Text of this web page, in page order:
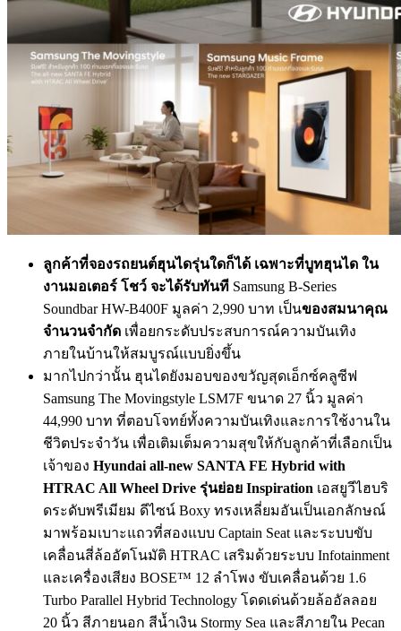
ลูกค้าที่จองรถยนต์ฮุนไดรุ่นใดก็ได้ เฉพาะที่บูทฮุนได ใน
งานมอเตอร์ โชว์ จะได้รับทันที Samsung B-Series
Soundbar HW-B400F มูลค่า 2,990 บาท เป็นของสมนาคุณ
จำนวนจำกัด เพื่อยกระดับประสบการณ์ความบันเทิง
ภายในบ้านให้สมบูรณ์แบบยิ่งขึ้น
มากไปกว่านั้น ฮุนไดยังมอบของขวัญสุดเอ็กซ์คลูซีฟ
Samsung The Movingstyle LSM7F ขนาด 27 นิ้ว มูลค่า
44,990 บาท ที่ตอบโจทย์ทั้งความบันเทิงและการใช้งานใน
ชีวิตประจำวัน เพื่อเติมเต็มความสุขให้กับลูกค้าที่เลือกเป็น
เจ้าของ Hyundai all-new SANTA FE Hybrid with
HTRAC All Wheel Drive รุ่นย่อย Inspiration เอสยูวีไฮบริ
ดระดับพรีเมียม ดีไซน์ Boxy ทรงเหลี่ยมอันเป็นเอกลักษณ์
มาพร้อมเบาะแถวที่สองแบบ Captain Seat และระบบขับ
เคลื่อนสี่ล้ออัตโนมัติ HTRAC เสริมด้วยระบบ Infotainment
และเครื่องเสียง BOSE™ 12 ลำโพง ขับเคลื่อนด้วย 1.6
Turbo Parallel Hybrid Technology โดดเด่นด้วยล้ออัลลอย
20 นิ้ว สีภายนอก สีน้ำเงิน Stormy Sea และสีภายใน Pecan